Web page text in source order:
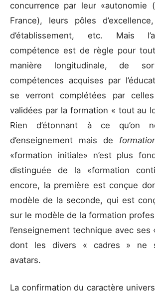
concurrence par leur «autonomie
France), leurs pôles
d’établissement, etc. Mais
compétence est de règle pour
manière longitudinale, de
compétences acquises par
se verront complétées par
validées par la formation « tout au
Rien d’étonnant à ce qu’on
d’enseignement mais de
«formation initiale» n’est plus
distinguée de la «formation
encore, la première est conçue
modèle de la seconde, qui est
sur le modèle de la formation
l’enseignement technique avec ses
dont les divers « cadres » ne
avatars.
La confirmation du caractère